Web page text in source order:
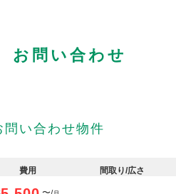
お問い合わせ
問い合わせ物件
費用 間取り/広さ